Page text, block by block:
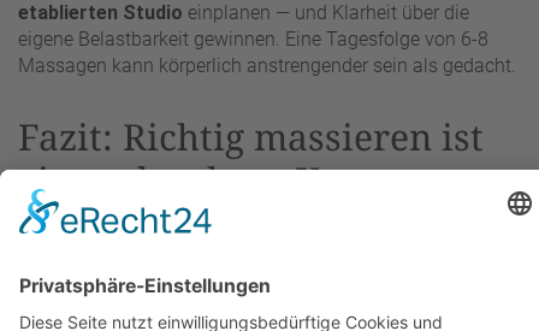
etablierten Studio einplanen — und Klarheit über die
eigene Belastbarkeit gewinnen. Eine Tagesfolge von 6-8
Massagen kann körperlich anstrengender sein als gedacht.
Fazit: Richtig massieren ist
eine erlernbare Kunst
Hautkontakt, sanftes Beginnen, behutsames Steigern, klare
Sicherheits-Regeln und ehrliche Kommunikation mit dem